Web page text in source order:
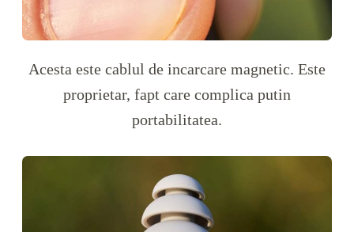
Acesta este cablul de incarcare magnetic. Este
proprietar, fapt care complica putin
portabilitatea.